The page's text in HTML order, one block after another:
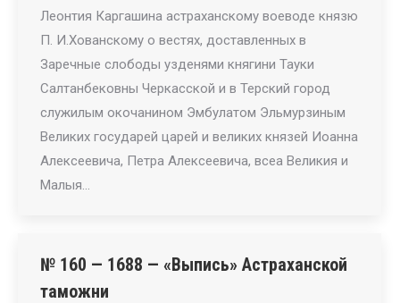
Леонтия Каргашина астраханскому воеводе князю
П. И.Хованскому о вестях, доставленных в
Заречные слободы узденями княгини Тауки
Салтанбековны Черкасской и в Терский город
служилым окочанином Эмбулатом Эльмурзиным
Великих государей царей и великих князей Иоанна
Алексеевича, Петра Алексеевича, всеа Великия и
Малыя…
№ 160 — 1688 — «Выпись» Астраханской
таможни